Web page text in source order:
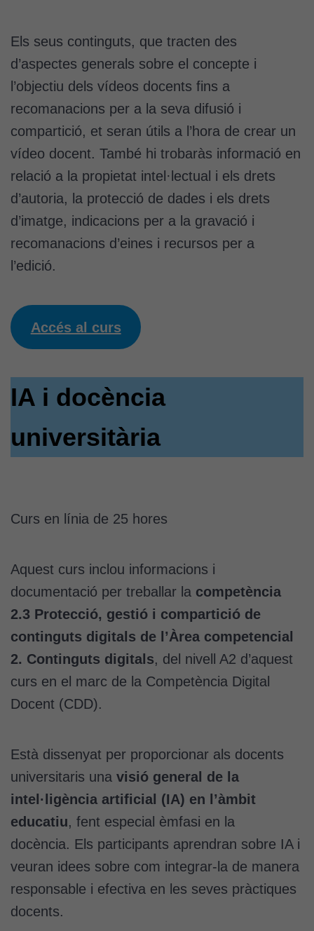
Els seus continguts, que tracten des
d’aspectes generals sobre el concepte i
l’objectiu dels vídeos docents fins a
recomanacions per a la seva difusió i
compartició, et seran útils a l’hora de crear un
vídeo docent. També hi trobaràs informació en
relació a la propietat intel·lectual i els drets
d’autoria, la protecció de dades i els drets
d’imatge, indicacions per a la gravació i
recomanacions d’eines i recursos per a
l’edició.
Accés al curs
IA i docència
universitària
Curs en línia de 25 hores
Aquest curs inclou informacions i
documentació per treballar la competència
2.3 Protecció, gestió i compartició de
continguts digitals de l’Àrea competencial
2. Continguts digitals, del nivell A2 d’aquest
curs en el marc de la Competència Digital
Docent (CDD).
Està dissenyat per proporcionar als docents
universitaris una visió general de la
intel·ligència artificial (IA) en l’àmbit
educatiu, fent especial èmfasi en la
docència. Els participants aprendran sobre IA i
veuran idees sobre com integrar-la de manera
responsable i efectiva en les seves pràctiques
docents.
tècniques